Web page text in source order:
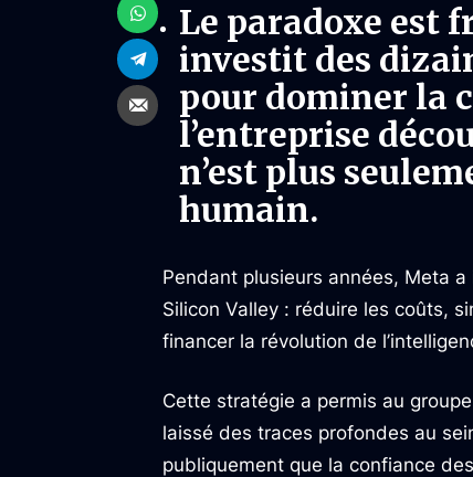
Le paradoxe est
investit des
pour dominer la
l’entreprise
n’est plus
humain.
Pendant plusieurs années, Meta
Silicon Valley : réduire les coûts,
financer la révolution de
Cette stratégie a permis au
laissé des traces profondes au
publiquement que la confiance